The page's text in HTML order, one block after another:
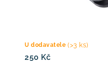
U dodavatele (>3 ks)
250 Kč